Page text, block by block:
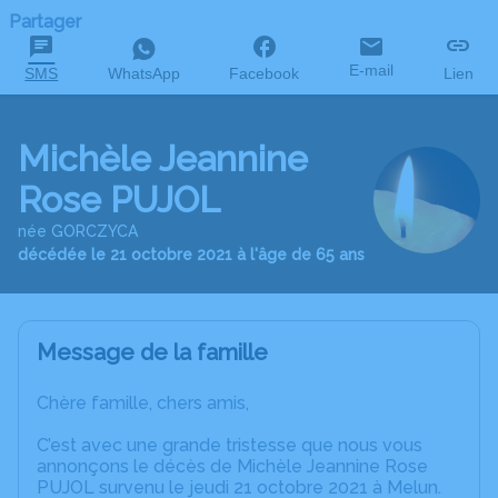
Partager
SMS WhatsApp Facebook E-mail Lien
Michèle Jeannine
Rose PUJOL
née GORCZYCA
décédée le 21 octobre 2021 à l'âge de 65 ans
Message de la famille
Chère famille, chers amis,
C’est avec une grande tristesse que nous vous
annonçons le décès de Michèle Jeannine Rose
PUJOL survenu le jeudi 21 octobre 2021 à Melun.